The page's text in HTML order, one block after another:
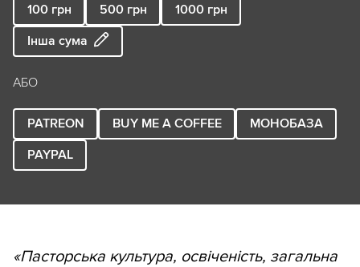
100 грн 500 грн 1000 грн
Інша сума
АБО
PATREON BUY ME A COFFEE
МОНОБАЗА
PAYPAL
«Пасторська культура, освіченість, загальна